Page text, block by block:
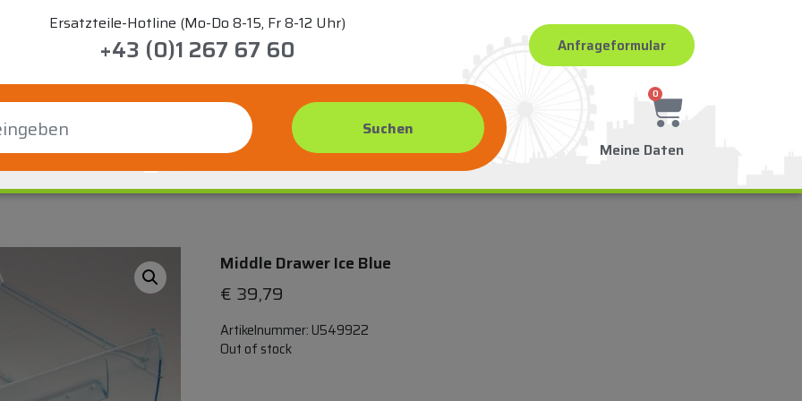
Ersatzteile-Hotline (Mo-Do 8-15, Fr 8-12 Uhr)
+43 (0)1 267 67 60 Anfrageformular
0
Meine Daten
Middle Drawer Ice Blue
€ 39,79
Artikelnummer: U549922
Out of stock